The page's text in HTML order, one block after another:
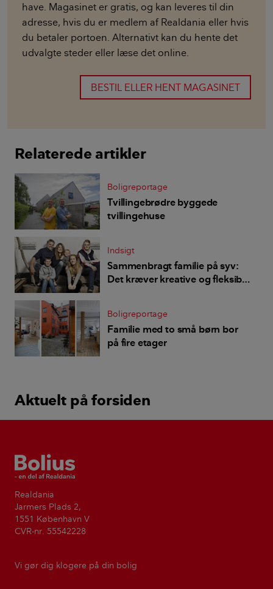
have. Magasinet er gratis, og kan leveres til din
adresse, hvis du er medlem af Realdania eller hvis
du betaler portoen. Alternativt kan du hente det
udvalgte steder eller læse det online.
BESTIL ELLER HENT MAGASINET
Relaterede artikler
Boligreportage
Tvillingebrødre byggede
tvillingehuse
Indsigt
Sammenbragt familie på syv:
Det kræver kreative og fleksible
Boligreportage
Familie med to små børn bor
på fire etager
Aktuelt på forsiden
Bolius
Realdania
Jarmers Plads 2,
1551 København V
CVR-nr. 55542228
Vi gør dig klogere på din bolig